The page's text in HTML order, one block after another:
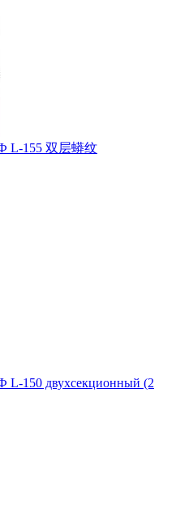
L-155 双层蟒纹
150 двухсекционный (2